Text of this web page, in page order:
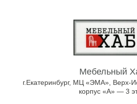
Мебельный
г.Екатеринбург, МЦ «ЭМА», Верх-
корпус «А» — 3